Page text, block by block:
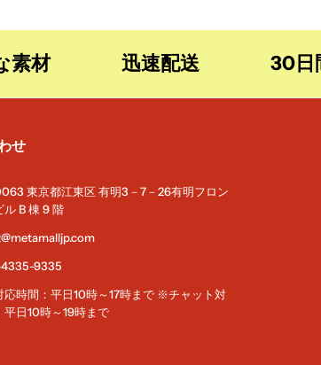
迅速配送 30日間無
せ
東京都江東区 有明3－7－26有明フロン
ル B 棟 9 階
9335
時間：平日10時～17時まで ※チャット対
平日10時～19時まで